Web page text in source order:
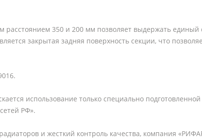
расстоянием 350 и 200 мм позволяет выдержать
закрытая задняя поверхность секции, что
использование только специально
РФ».
и жесткий контроль качества, компания